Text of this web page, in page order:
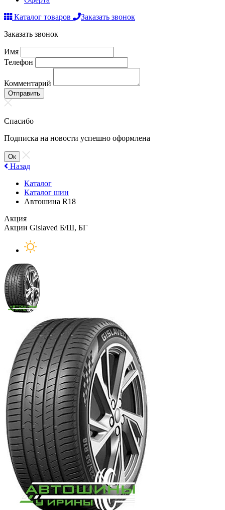
Каталог товаров
Заказать звонок
Заказать звонок
Имя
Телефон
Комментарий
Отправить
Спасибо
Подписка на новости успешно оформлена
Ок
Назад
Каталог
Каталог шин
Автошина R18
Акция
Акции Gislaved Б/Ш, БГ